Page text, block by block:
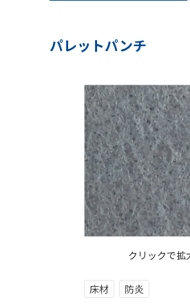
パレットパンチ
クリックで拡
床材 防炎